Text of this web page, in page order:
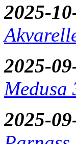
2025-
2025-
Medusa
2025-